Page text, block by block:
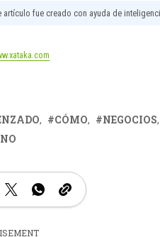
artículo fue creado con ayuda de
CÓMO
NEGOCIOS